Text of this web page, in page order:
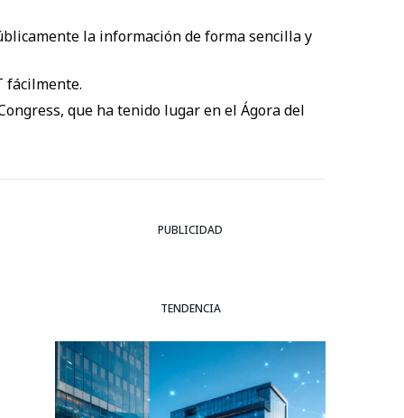
la información de forma sencilla y
fácilmente.
que ha tenido lugar en el Ágora del
PUBLICIDAD
TENDENCIA